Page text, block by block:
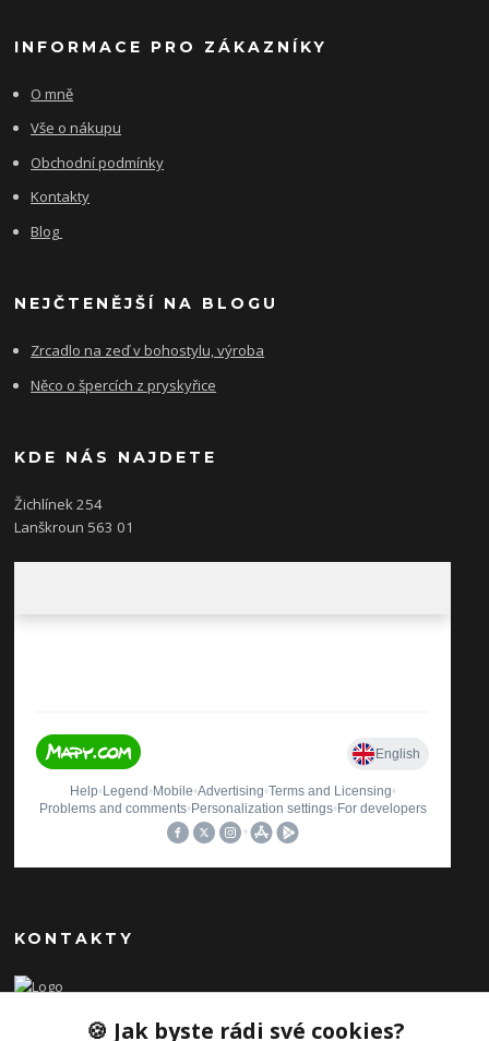
INFORMACE PRO ZÁKAZNÍKY
O mně
Vše o nákupu
Obchodní podmínky
Kontakty
Blog
NEJČTENĚJŠÍ NA BLOGU
Zrcadlo na zeď v bohostylu, výroba
Něco o špercích z pryskyřice
KDE NÁS NAJDETE
Žichlínek 254
Lanškroun 563 01
KONTAKTY
+420 606654169
🍪 Jak byste rádi své cookies?